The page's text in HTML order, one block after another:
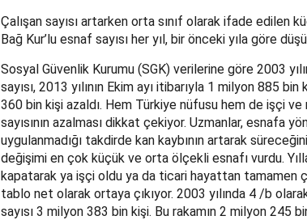
Çalışan sayısı artarken orta sınıf olarak ifade edilen
Bağ Kur’lu esnaf sayısı her yıl, bir önceki yıla göre
Sosyal Güvenlik Kurumu (SGK) verilerine göre 2003
sayısı, 2013 yılının Ekim ayı itibarıyla 1 milyon 885
360 bin kişi azaldı. Hem Türkiye nüfusu hem de işçi ve
sayısının azalması dikkat çekiyor. Uzmanlar, esnafa
uygulanmadığı takdirde kan kaybının artarak
değişimi en çok küçük ve orta ölçekli esnafı vurdu.
kapatarak ya işçi oldu ya da ticari hayattan tamamen
tablo net olarak ortaya çıkıyor. 2003 yılında 4 /b
sayısı 3 milyon 383 bin kişi. Bu rakamın 2 milyon 245